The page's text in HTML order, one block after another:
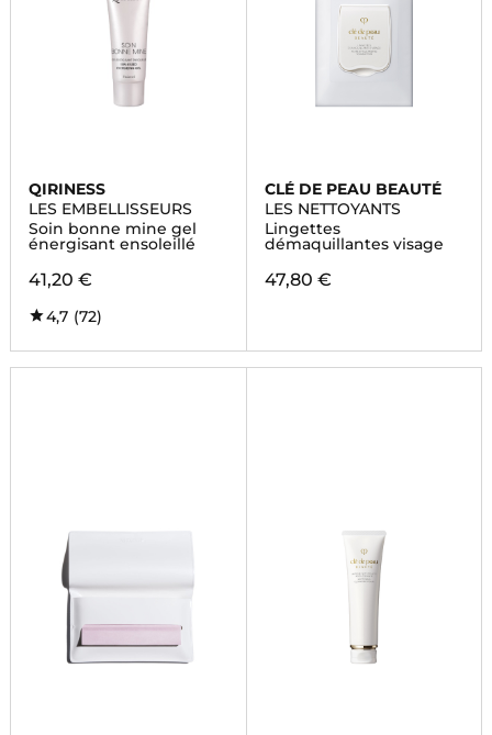
QIRINESS
LES EMBELLISSEURS
Soin bonne mine gel
énergisant ensoleillé
41,20 €
4,7 (72)
CLÉ DE PEAU BEAUTÉ
LES NETTOYANTS
Lingettes
démaquillantes visage
47,80 €